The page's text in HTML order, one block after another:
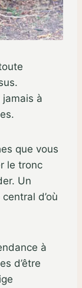
jamais à
que vous
le tronc
Un
d’où
à
d’être